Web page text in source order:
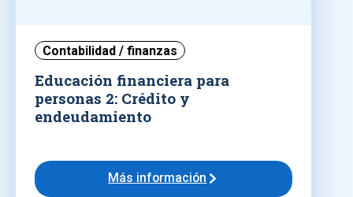
Contabilidad / finanzas
Educación financiera para
personas 2: Crédito y
endeudamiento
Más información